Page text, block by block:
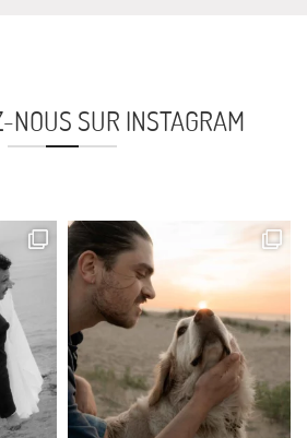
NOUS SUR INSTAGRAM